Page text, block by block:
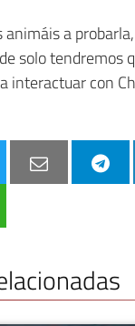
a
solo tendremos
interactuar con